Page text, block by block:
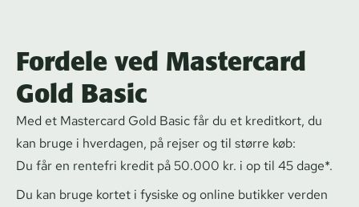
Fordele ved Mastercard
Gold Basic
Med et Mastercard Gold Basicfår du et kreditkort, du
kan bruge i hverdagen, på rejser og til større køb:
Du får en rentefri kredit på 50.000 kr. i op til 45 dage*.
Du kan bruge kortet i fysiske og online butikker verden